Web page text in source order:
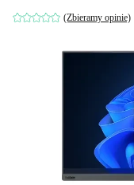
(Zbieramy opinie)